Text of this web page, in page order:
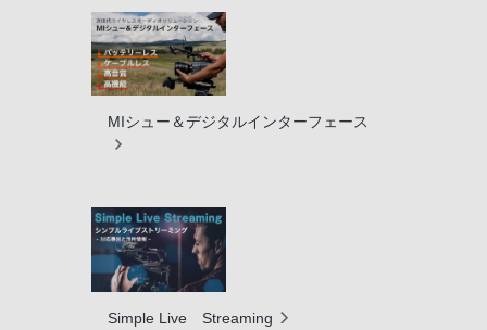
MIシュー＆デジタルインターフェース
Simple Live Streaming